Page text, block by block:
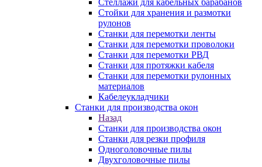
Стеллажи для кабельных барабанов
Стойки для хранения и размотки
рулонов
Станки для перемотки ленты
Станки для перемотки проволоки
Станки для перемотки РВД
Станки для протяжки кабеля
Станки для перемотки рулонных
материалов
Кабелеукладчики
Станки для производства окон
Назад
Станки для производства окон
Станки для резки профиля
Одноголовочные пилы
Двухголовочные пилы